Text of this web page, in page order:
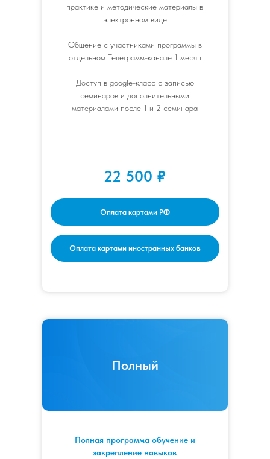
практике и методические материалы в
электронном виде
Общение с участниками программы в
отдельном Телеграмм-канале 1 месяц
Доступ в google-класс с записью
семинаров и дополнительными
материалами после 1 и 2 семинара
22 500 ₽
Оплата картами РФ
Оплата картами иностранных банков
Полный
Полная программа обучение и
закрепление навыков